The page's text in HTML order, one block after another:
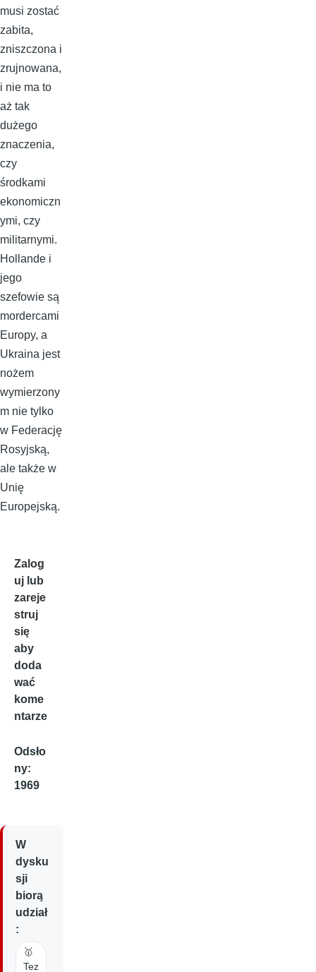
musi zostać
zabita,
zniszczona i
zrujnowana,
i nie ma to
aż tak
dużego
znaczenia,
czy
środkami
ekonomiczn
ymi, czy
militarnymi.
Hollande i
jego
szefowie są
mordercami
Europy, a
Ukraina jest
nożem
wymierzony
m nie tylko
w Federację
Rosyjską,
ale także w
Unię
Europejską.
Zalog
uj lub
zareje
struj
się
aby
doda
wać
kome
ntarze
Odsło
ny:
1969
W
dysku
sji
biorą
udział
:
🥇
Tez